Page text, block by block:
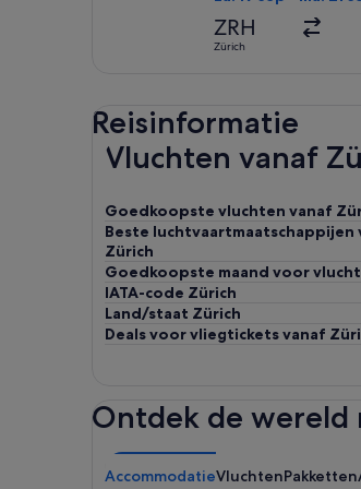
ZRH
Zürich
Reisinformatie
Vluchten vanaf
Goedkoopste vluchten vanaf
Beste
Zürich
Goedkoopste maand voor
IATA-code Zürich
Land/staat Zürich
Deals voor vliegtickets vanaf
Ontdek de wereld
AccommodatieVluchtenPakketten